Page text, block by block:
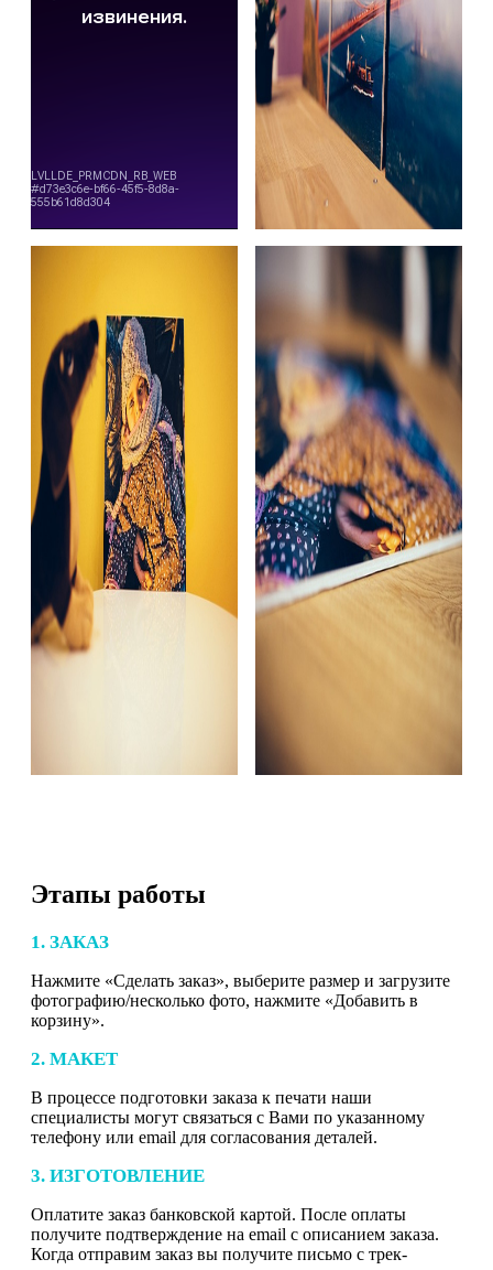
Этапы работы
1. ЗАКАЗ
Нажмите «Сделать заказ», выберите размер и загрузите
фотографию/несколько фото, нажмите «Добавить в
корзину».
2. МАКЕТ
В процессе подготовки заказа к печати наши
специалисты могут связаться с Вами по указанному
телефону или email для согласования деталей.
3. ИЗГОТОВЛЕНИЕ
Оплатите заказ банковской картой. После оплаты
получите подтверждение на email с описанием заказа.
Когда отправим заказ вы получите письмо с трек-